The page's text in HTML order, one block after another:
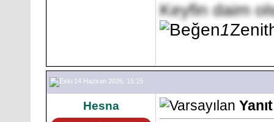
Keyfin daim
1
14 Haziran 2026, 15:15
Hesna